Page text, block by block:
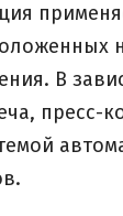
В
пресс-